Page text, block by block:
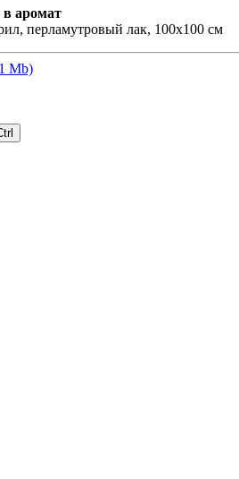
в аромат
перламутровый лак, 100х100 см
Mb)